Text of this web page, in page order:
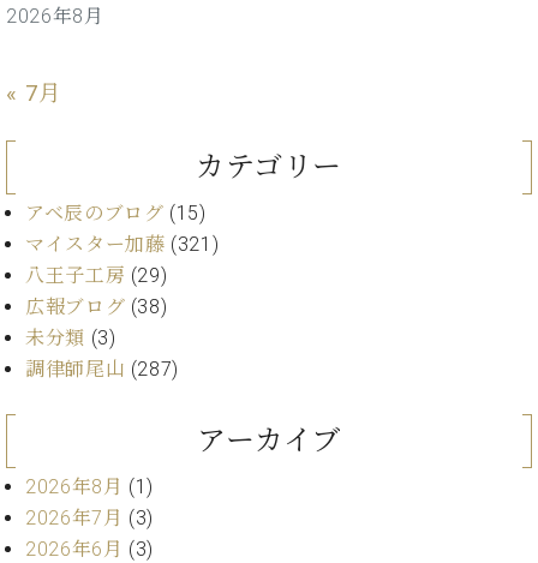
マ
律
)
ア
フ
タ
ー
(調
律)
調
2026年8月
« 7月
カテゴリー
アベ辰のブログ (15)
マイスター加藤 (321)
八王子工房 (29)
広報ブログ (38)
未分類 (3)
調律師尾山 (287)
アーカイブ
2026年8月 (1)
2026年7月 (3)
2026年6月 (3)